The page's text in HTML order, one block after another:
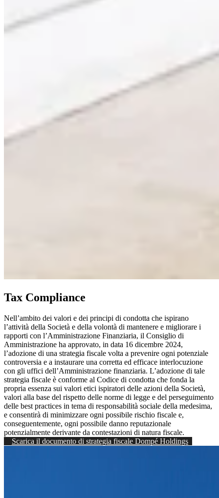
Tax Compliance
Nell’ambito dei valori e dei principi di condotta che ispirano
l’attività della Società e della volontà di mantenere e migliorare i
rapporti con l’Amministrazione Finanziaria, il Consiglio di
Amministrazione ha approvato, in data 16 dicembre 2024,
l’adozione di una strategia fiscale volta a prevenire ogni potenziale
controversia e a instaurare una corretta ed efficace interlocuzione
con gli uffici dell’Amministrazione finanziaria. L’adozione di tale
strategia fiscale è conforme al Codice di condotta che fonda la
propria essenza sui valori etici ispiratori delle azioni della Società,
valori alla base del rispetto delle norme di legge e del perseguimento
delle best practices in tema di responsabilità sociale della medesima,
e consentirà di minimizzare ogni possibile rischio fiscale e,
conseguentemente, ogni possibile danno reputazionale
potenzialmente derivante da contestazioni di natura fiscale.
Scarica il documento di strategia fiscale Dompé Holdings